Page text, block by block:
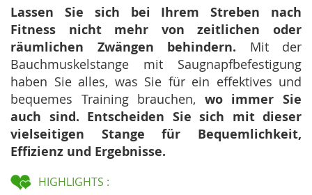
Lassen Sie sich bei Ihrem Streben nach
Fitness nicht mehr von zeitlichen oder
räumlichen Zwängen behindern. Mit der
Bauchmuskelstange mit Saugnapfbefestigung
haben Sie alles, was Sie für ein effektives und
bequemes Training brauchen, wo immer Sie
auch sind. Entscheiden Sie sich mit dieser
vielseitigen Stange für Bequemlichkeit,
Effizienz und Ergebnisse.
HIGHLIGHTS :